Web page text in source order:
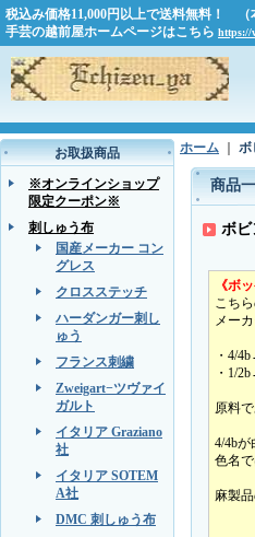
税込み価格11,000円以上で送料無料！ （
手芸の越前屋ホームページはこちら https://
お取扱商品
※オンラインショップ
限定クーポン※
刺しゅう布
国産メーカー コン
グレス
クロスステッチ
ハーダンガー刺し
ゅう
フランス刺繍
Zweigart−ツヴァイ
ガルト
イタリア Graziano
社
イタリア SOTEM
A社
DMC 刺しゅう布
ホーム ボ
商品
ボビ
《ボ
こち
メー
・4/
・1/
原料
4/4b
色名で
麻製